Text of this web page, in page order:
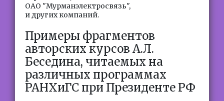
ОАО "Мурманэлектросвязь",
и других компаний.
Примеры фрагментов
авторских курсов А.Л.
Беседина, читаемых на
различных программах
РАНХиГС при Президенте РФ